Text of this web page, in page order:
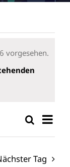
vorgesehen.
Suche
und
Suche
Tag
Tag